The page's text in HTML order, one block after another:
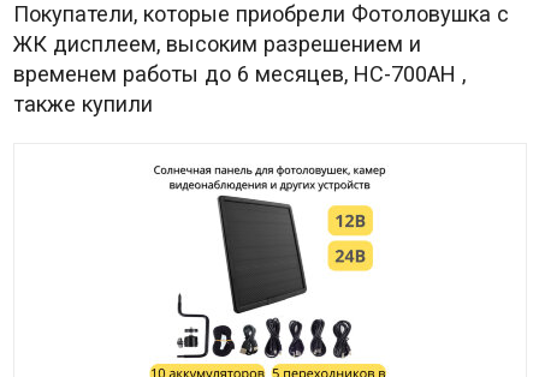
Покупатели, которые приобрели Фотоловушка с
ЖК дисплеем, высоким разрешением и
временем работы до 6 месяцев, HC-700AH ,
также купили